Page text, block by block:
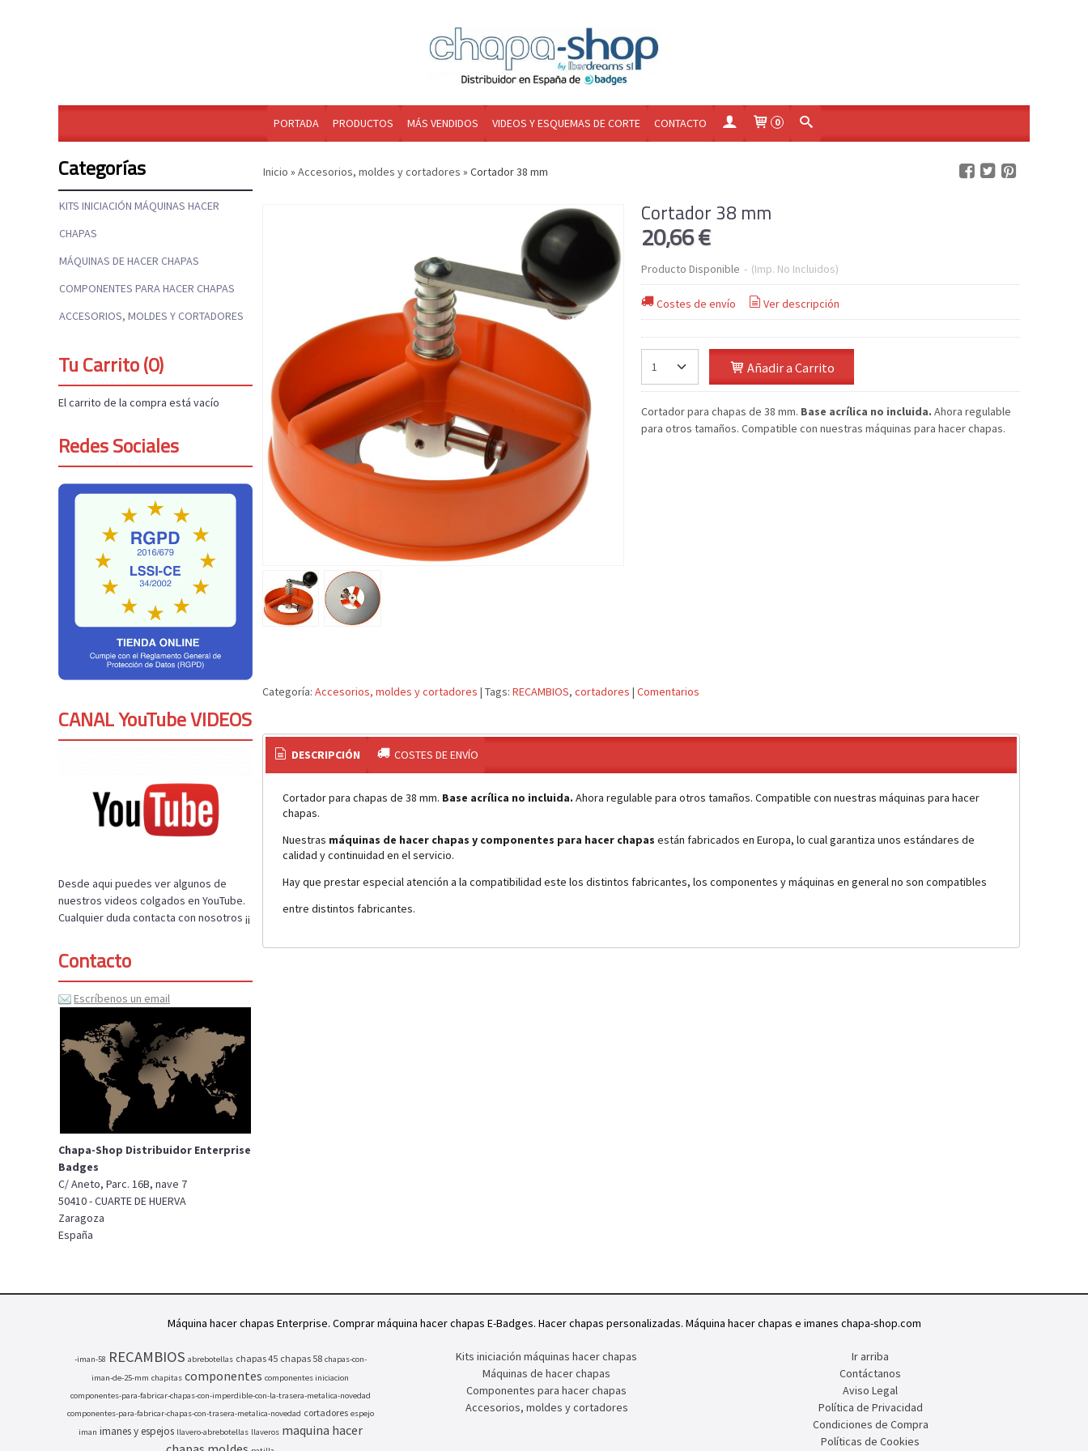
PORTADA PRODUCTOS MÁS VENDIDOS VIDEOS Y ESQUEMAS DE CORTE CONTACTO 0
Categorías
KITS INICIACIÓN MÁQUINAS HACER
CHAPAS
MÁQUINAS DE HACER CHAPAS
COMPONENTES PARA HACER CHAPAS
ACCESORIOS, MOLDES Y CORTADORES
Tu Carrito (0)
El carrito de la compra está vacío
Redes Sociales
CANAL YouTube VIDEOS
Desde aqui puedes ver algunos de
nuestros videos colgados en YouTube.
Cualquier duda contacta con nosotros ¡¡
Contacto
Escríbenos un email
Chapa-Shop Distribuidor Enterprise
Badges
C/ Aneto, Parc. 16B, nave 7
50410 - CUARTE DE HUERVA
Zaragoza
España
Inicio » Accesorios, moldes y cortadores » Cortador 38 mm
Cortador 38 mm
20,66 €
Producto Disponible - (Imp. No Incluidos)
Costes de envío Ver descripción
Añadir a Carrito
Cortador para chapas de 38 mm. Base acrílica no incluida. Ahora regulable
para otros tamaños. Compatible con nuestras máquinas para hacer chapas.
Categoría: Accesorios, moldes y cortadores | Tags: RECAMBIOS cortadores | Comentarios
DESCRIPCIÓN COSTES DE ENVÍO
Cortador para chapas de 38 mm. Base acrílica no incluida. Ahora regulable para otros tamaños. Compatible con nuestras máquinas para hacer
chapas.
Nuestras máquinas de hacer chapas y componentes para hacer chapas están fabricados en Europa, lo cual garantiza unos estándares de
calidad y continuidad en el servicio.
Hay que prestar especial atención a la compatibilidad este los distintos fabricantes, los componentes y máquinas en general no son compatibles
entre distintos fabricantes.
Máquina hacer chapas Enterprise. Comprar máquina hacer chapas E-Badges. Hacer chapas personalizadas. Máquina hacer chapas e imanes chapa-shop.com
-iman-58 RECAMBIOS abrebotellas chapas 45 chapas 58 chapas-con-
iman-de-25-mm chapitas componentes componentes iniciacion
componentes-para-fabricar-chapas-con-imperdible-con-la-trasera-metalica-novedad
componentes-para-fabricar-chapas-con-trasera-metalica-novedad cortadores espejo
iman imanes y espejos llavero-abrebotellas llaveros maquina hacer
Kits iniciación máquinas hacer chapas
Máquinas de hacer chapas
Componentes para hacer chapas
Accesorios, moldes y cortadores
Ir arriba
Contáctanos
Aviso Legal
Política de Privacidad
Condiciones de Compra
Políticas de Cookies